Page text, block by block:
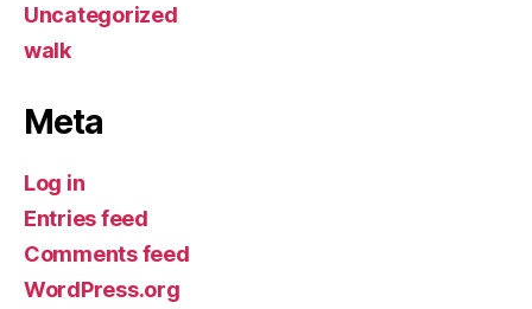
Uncategorized
walk
Meta
Log in
Entries feed
Comments feed
WordPress.org